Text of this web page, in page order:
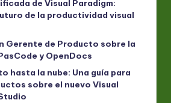
de Visual Paradigm:
de la productividad visual
Gerente de Producto sobre la
y OpenDocs
hasta la nube: Una guía para
sobre el nuevo Visual